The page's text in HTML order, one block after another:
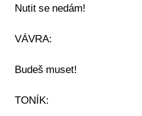
Nutit se nedám!
VÁVRA:
Budeš muset!
TONÍK: